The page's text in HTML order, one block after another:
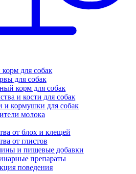
для собак
для собак
корм для собак
и кости для собак
и кормушки для собак
молока
от блох и клещей
от глистов
и пищевые добавки
препараты
поведения